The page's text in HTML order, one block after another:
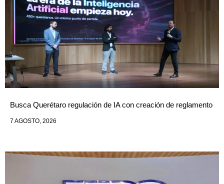
Busca Querétaro regulación de IA con creación de reglamento
7 AGOSTO, 2026